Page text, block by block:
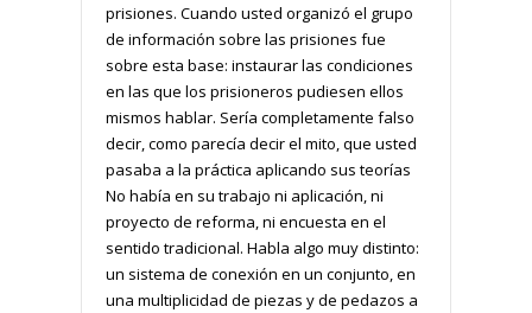
prisiones. Cuando usted organizó el grupo
de información sobre las prisiones fue
sobre esta base: instaurar las condiciones
en las que los prisioneros pudiesen ellos
mismos hablar. Sería completamente falso
decir, como parecía decir el mito, que usted
pasaba a la práctica aplicando sus teorías
No había en su trabajo ni aplicación, ni
proyecto de reforma, ni encuesta en el
sentido tradicional. Habla algo muy distinto:
un sistema de conexión en un conjunto, en
una multiplicidad de piezas y de pedazos a